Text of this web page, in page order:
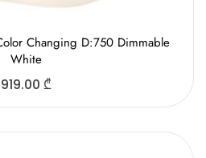
Changing D:750 Dimmable
White
919.00 ₾